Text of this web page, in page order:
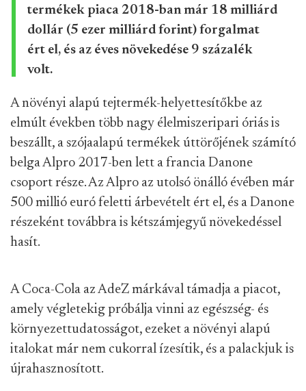
termékek piaca 2018-ban már 18 milliárd
dollár (5 ezer milliárd forint) forgalmat
ért el, és az éves növekedése 9 százalék
volt.
A növényi alapú tejtermék-helyettesítőkbe az
elmúlt években több nagy élelmiszeripari óriás is
beszállt, a szójaalapú termékek úttörőjének számító
belga Alpro 2017-ben lett a francia Danone
csoport része. Az Alpro az utolsó önálló évében már
500 millió euró feletti árbevételt ért el, és a Danone
részeként továbbra is kétszámjegyű növekedéssel
hasít.
A Coca-Cola az AdeZ márkával támadja a piacot,
amely végletekig próbálja vinni az egészség- és
környezettudatosságot, ezeket a növényi alapú
italokat már nem cukorral ízesítik, és a palackjuk is
újrahasznosított.